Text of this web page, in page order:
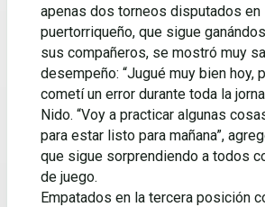
apenas dos torneos disputados en
puertorriqueño, que sigue
sus compañeros, se mostró muy
desempeño: “Jugué muy bien hoy,
cometí un error durante toda la
Nido. “Voy a practicar algunas
para estar listo para mañana”,
que sigue sorprendiendo a todos
de juego.
Empatados en la tercera posición